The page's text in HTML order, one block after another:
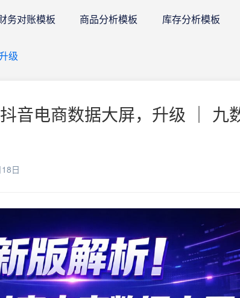
务对账模板 商品分析模板 库存分析模板
级
音电商数据大屏，升级 ｜ 九
日